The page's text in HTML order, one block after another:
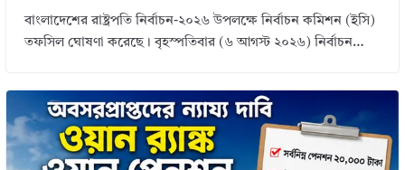
বাংলাদেশের রাষ্ট্রপতি নির্বাচন-২০২৬ উপলক্ষে নির্বাচন কমিশন (ইসি)
তফসিল ঘোষণা করেছে। বৃহস্পতিবার (৬ আগস্ট ২০২৬) নির্বাচন…